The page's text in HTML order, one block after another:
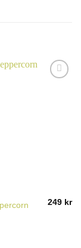
249 kr